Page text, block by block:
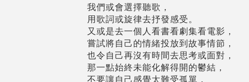
我們或會選擇聽歌，
用歌詞或旋律去抒發感受。
又或是去一個人看書看劇集看電影，
嘗試將自己的情緒投放到故事情節，
也令自己再沒有時間去思考或面對，
那一點始終未能化解得開的鬱結，
不要讓自己感覺太難受孤單，